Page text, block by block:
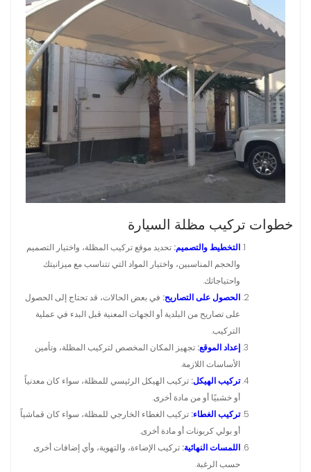
خطوات تركيب مظلة السيارة
التخطيط والتصميم: تحديد موقع تركيب المظلة، واختيار التصميم
والحجم المناسبين، واختيار المواد التي تتناسب مع ميزانيتك
واحتياجاتك.
الحصول على التصاريح: في بعض الحالات، قد تحتاج إلى الحصول
على تصاريح من البلدية أو الجهات المعنية قبل البدء في عملية
التركيب.
إعداد الموقع: تجهيز المكان المخصص لتركيب المظلة، وتأمين
الأساسات اللازمة.
تركيب الهيكل: تركيب الهيكل الرئيسي للمظلة، سواء كان معدنياً
أو خشبيًا أو من مادة أخرى.
تركيب الغطاء: تركيب الغطاء الخارجي للمظلة، سواء كان قماشياً
أو بولي كربونات أو مادة أخرى.
اللمسات النهائية: تركيب الإضاءة، والتهوية، وأي إضافات أخرى
حسب الرغبة.